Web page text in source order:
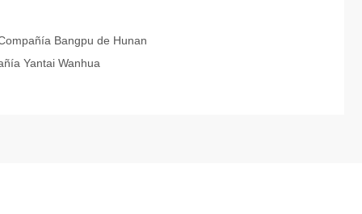
Bangpu de Hunan
Yantai Wanhua